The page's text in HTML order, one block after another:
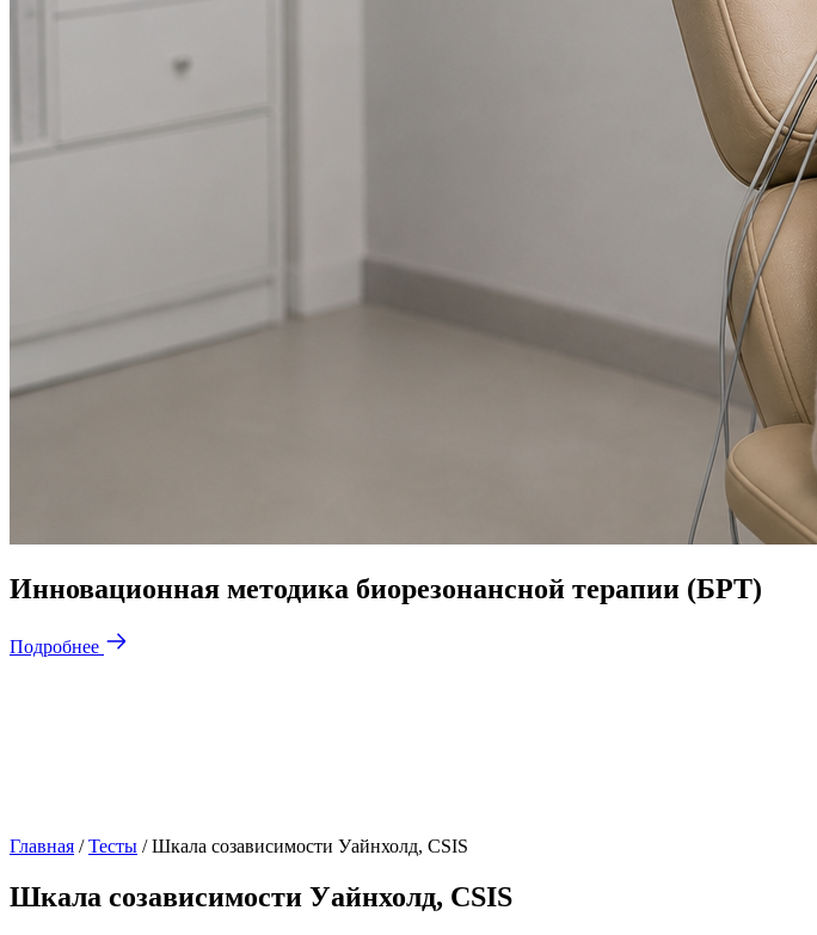
Инновационная методика биорезонансной терапии (БРТ)
Подробнее
Главная /Тесты /Шкала созависимости Уайнхолд, CSIS
Шкала созависимости Уайнхолд, CSIS